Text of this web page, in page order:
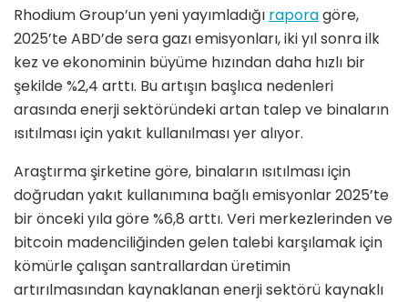
Rhodium Group’un yeni yayımladığı raporagöre,
2025’te ABD’de sera gazı emisyonları, iki yıl sonra ilk
kez ve ekonominin büyüme hızından daha hızlı bir
şekilde %2,4 arttı. Bu artışın başlıca nedenleri
arasında enerji sektöründeki artan talep ve binaların
ısıtılması için yakıt kullanılması yer alıyor.
Araştırma şirketine göre, binaların ısıtılması için
doğrudan yakıt kullanımına bağlı emisyonlar 2025’te
bir önceki yıla göre %6,8 arttı. Veri merkezlerinden ve
bitcoin madenciliğinden gelen talebi karşılamak için
kömürle çalışan santrallardan üretimin
artırılmasından kaynaklanan enerji sektörü kaynaklı